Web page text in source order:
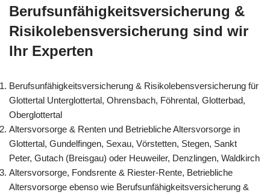
Berufsunfähigkeitsversicherung &
Risikolebensversicherung sind wir
Ihr Experten
Berufsunfähigkeitsversicherung & Risikolebensversicherung für
Glottertal Unterglottertal, Ohrensbach, Föhrental, Glotterbad,
Oberglottertal
Altersvorsorge & Renten und Betriebliche Altersvorsorge in
Glottertal, Gundelfingen, Sexau, Vörstetten, Stegen, Sankt
Peter, Gutach (Breisgau) oder Heuweiler, Denzlingen, Waldkirch
Altersvorsorge, Fondsrente & Riester-Rente, Betriebliche
Altersvorsorge ebenso wie Berufsunfähigkeitsversicherung &